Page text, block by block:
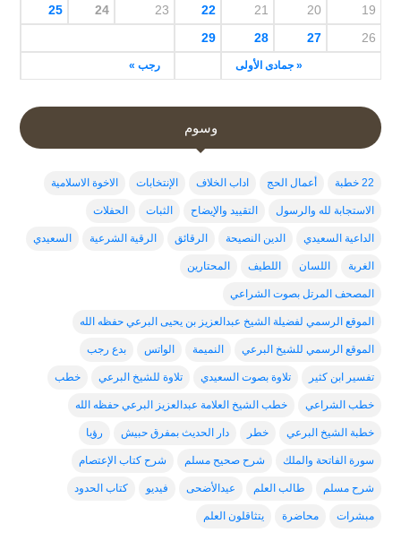
« جمادى الأولى رجب »
19
20
21
22
23
24
25
26
27
28
29
وسوم
22 خطبة أعمال الحج اداب الخلاف الإنتخابات الاخوة الاسلامية
الاستجابة لله والرسول التقييد والإيضاح الثبات الحفلات
الداعية السعيدي الدين النصيحة الرقائق الرقية الشرعية السعيدي
الغربة اللسان اللطيف المحتارين
المصحف المرتل بصوت الشراعي
الموقع الرسمي لفضيلة الشيخ عبدالعزيز بن يحيى البرعي حفظه الله
الموقع الرسمي للشيخ البرعي النميمة الواتس بدع رجب
تفسير ابن كثير تلاوة بصوت السعيدي تلاوة للشيخ البرعي خطب
خطب الشراعي خطب الشيخ العلامة عبدالعزيز البرعي حفظه الله
خطبة الشيخ البرعي خطر دار الحديث بمفرق حبيش رؤيا
سورة الفاتحة والملك شرح صحيح مسلم شرح كتاب الإعتصام
شرح مسلم طالب العلم عيدالأضحى فيديو كتاب الحدود
مبشرات محاضرة يتثاقلون العلم